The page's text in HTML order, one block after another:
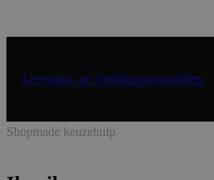
Leverings- en Verhuurvoorwaarden
Shopmade keuzehulp